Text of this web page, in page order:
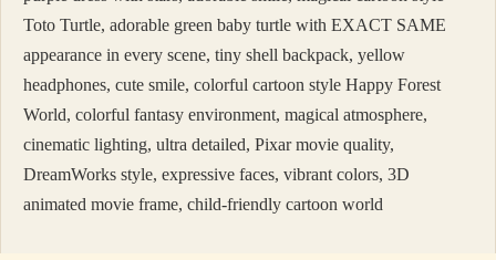
Toto Turtle, adorable green baby turtle with EXACT SAME
appearance in every scene, tiny shell backpack, yellow
headphones, cute smile, colorful cartoon style Happy Forest
World, colorful fantasy environment, magical atmosphere,
cinematic lighting, ultra detailed, Pixar movie quality,
DreamWorks style, expressive faces, vibrant colors, 3D
animated movie frame, child-friendly cartoon world